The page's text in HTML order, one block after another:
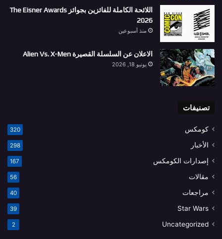
اللائحة الكاملة للفائزين بجوائز The Eisner Awards
2026
منذ أسبوعين
الاعلان عن السلسلة القصيرة Alien Vs. X-Men
يونيو 18, 2026
تصنيفات
كومكس 320
الأخبار 298
إصدارات الكومكس 167
مقالات 56
مراجعات 40
Star Wars
39
Uncategorized
2